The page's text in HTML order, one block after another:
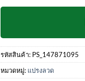
รหัสสินค้า: PS_147871095
หมวดหมู่: แปรงลวด